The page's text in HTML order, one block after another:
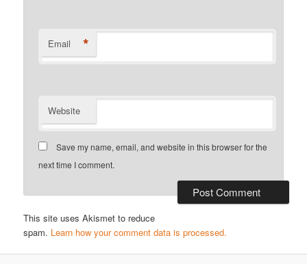
Email *
Website
Save my name, email, and website in this browser for the
next time I comment.
This site uses Akismet to reduce
spam. Learn how your comment data is processed.